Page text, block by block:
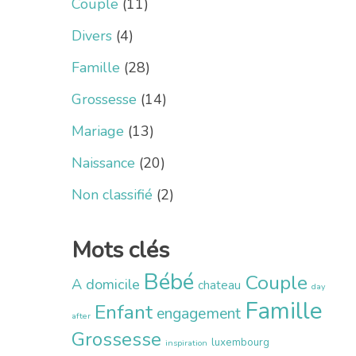
Couple (11)
Divers(4)
Famille (28)
Grossesse (14)
Mariage (13)
Naissance (20)
Non classifié (2)
Mots clés
A domicile Bébé chateau Couple day
after Enfant engagement Famille
Grossesse inspiration luxembourg